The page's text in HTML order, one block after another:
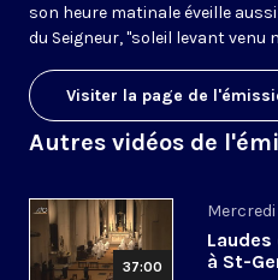
son heure matinale éveille
du Seigneur, "soleil levant venu
Visiter la page de
Autres vidéos de
37:00
à St-